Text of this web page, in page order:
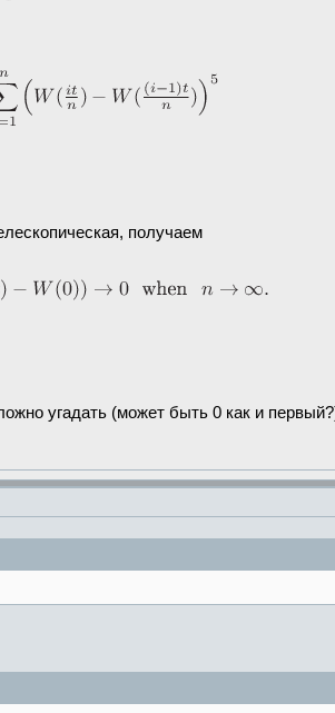
получаем
угадать (может быть 0 как и